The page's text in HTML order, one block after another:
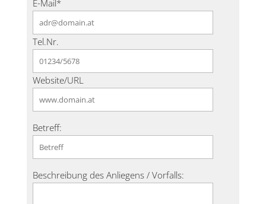
E-Mail*
Tel.Nr.
Website/URL
Betreff:
Beschreibung des Anliegens / Vorfalls: